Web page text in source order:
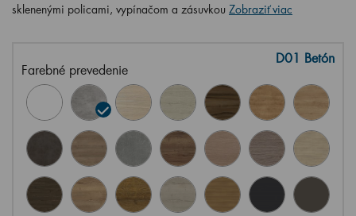
sklenenými policami, vypínačom a zásuvkou Zobraziť viac
Farebné prevedenie
D01 Betón